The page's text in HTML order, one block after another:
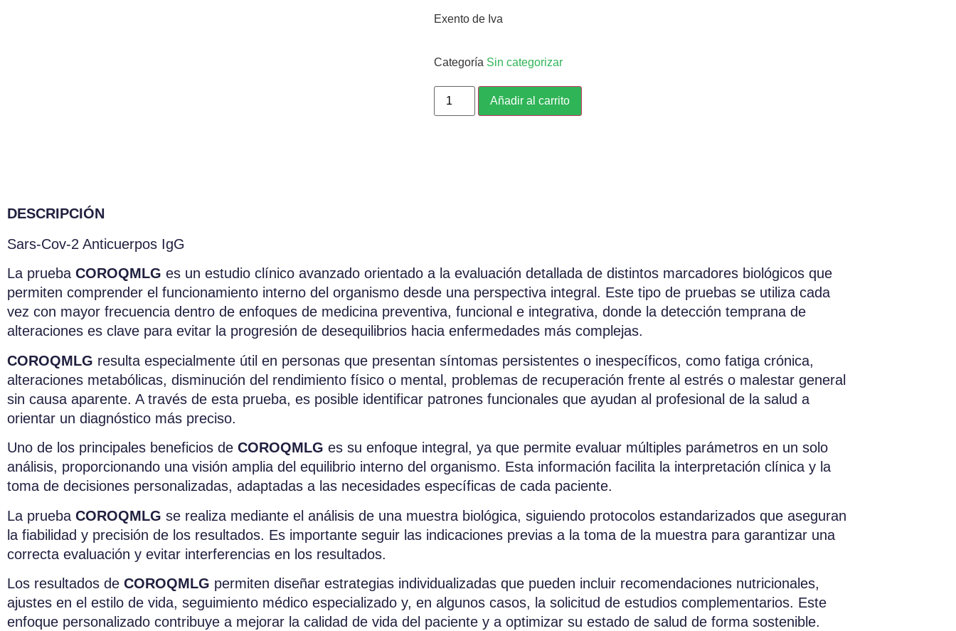
Exento de Iva
Categoría Sin categorizar
Añadir al carrito
DESCRIPCIÓN
Sars-Cov-2 Anticuerpos IgG
La prueba COROQMLG es un estudio clínico avanzado orientado a la evaluación detallada de distintos marcadores biológicos que
permiten comprender el funcionamiento interno del organismo desde una perspectiva integral. Este tipo de pruebas se utiliza cada
vez con mayor frecuencia dentro de enfoques de medicina preventiva, funcional e integrativa, donde la detección temprana de
alteraciones es clave para evitar la progresión de desequilibrios hacia enfermedades más complejas.
COROQMLG resulta especialmente útil en personas que presentan síntomas persistentes o inespecíficos, como fatiga crónica,
alteraciones metabólicas, disminución del rendimiento físico o mental, problemas de recuperación frente al estrés o malestar general
sin causa aparente. A través de esta prueba, es posible identificar patrones funcionales que ayudan al profesional de la salud a
orientar un diagnóstico más preciso.
Uno de los principales beneficios de COROQMLG es su enfoque integral, ya que permite evaluar múltiples parámetros en un solo
análisis, proporcionando una visión amplia del equilibrio interno del organismo. Esta información facilita la interpretación clínica y la
toma de decisiones personalizadas, adaptadas a las necesidades específicas de cada paciente.
La prueba COROQMLG se realiza mediante el análisis de una muestra biológica, siguiendo protocolos estandarizados que aseguran
la fiabilidad y precisión de los resultados. Es importante seguir las indicaciones previas a la toma de la muestra para garantizar una
correcta evaluación y evitar interferencias en los resultados.
Los resultados de COROQMLG permiten diseñar estrategias individualizadas que pueden incluir recomendaciones nutricionales,
ajustes en el estilo de vida, seguimiento médico especializado y, en algunos casos, la solicitud de estudios complementarios. Este
enfoque personalizado contribuye a mejorar la calidad de vida del paciente y a optimizar su estado de salud de forma sostenible.